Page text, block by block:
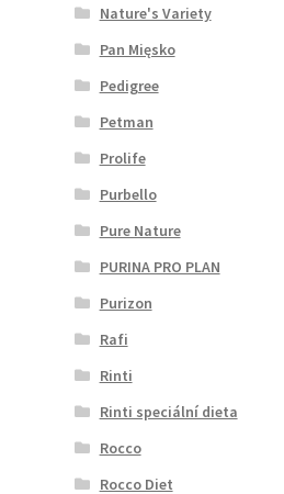
Nature's Variety
Pan Mięsko
Pedigree
Petman
Prolife
Purbello
Pure Nature
PURINA PRO PLAN
Purizon
Rafi
Rinti
Rinti speciální dieta
Rocco
Rocco Diet